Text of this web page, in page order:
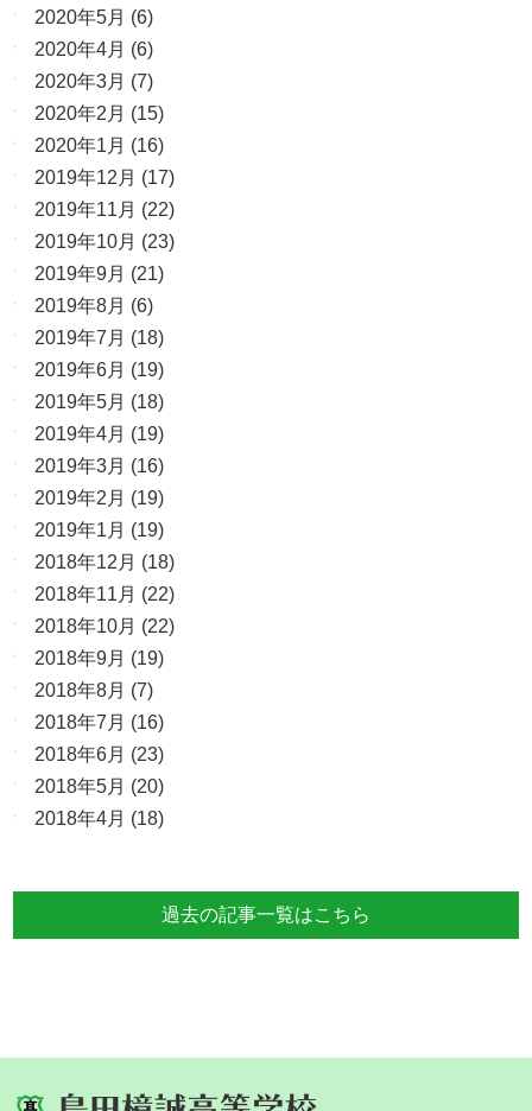
2020年5月 (6)
2020年4月 (6)
2020年3月 (7)
2020年2月 (15)
2020年1月 (16)
2019年12月 (17)
2019年11月 (22)
2019年10月 (23)
2019年9月 (21)
2019年8月 (6)
2019年7月 (18)
2019年6月 (19)
2019年5月 (18)
2019年4月 (19)
2019年3月 (16)
2019年2月 (19)
2019年1月 (19)
2018年12月 (18)
2018年11月 (22)
2018年10月 (22)
2018年9月 (19)
2018年8月 (7)
2018年7月 (16)
2018年6月 (23)
2018年5月 (20)
2018年4月 (18)
過去の記事一覧はこちら